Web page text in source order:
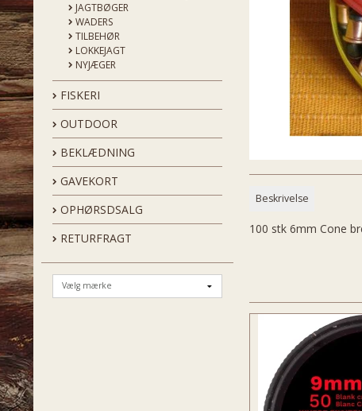
JAGTBØGER
WADERS
TILBEHØR
LOKKEJAGT
NYJÆGER
FISKERI
OUTDOOR
BEKLÆDNING
GAVEKORT
OPHØRSDSALG
RETURFRAGT
Beskrivelse
100 stk 6mm Cone